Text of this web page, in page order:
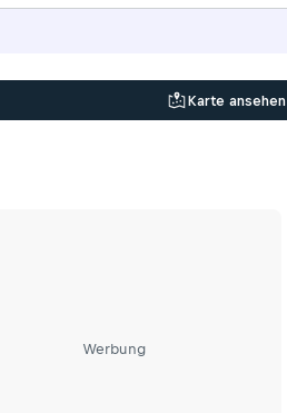
Karte ansehen
Werbung